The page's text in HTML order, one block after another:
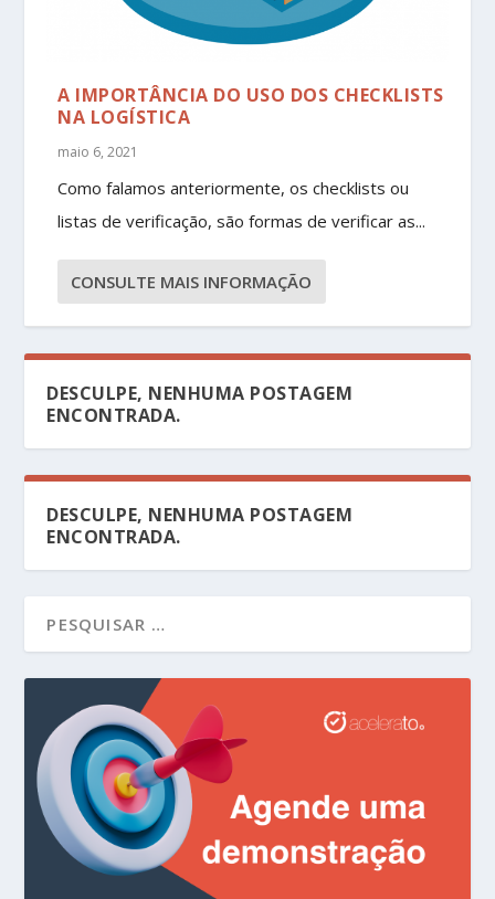
A IMPORTÂNCIA DO USO DOS CHECKLISTS
NA LOGÍSTICA
maio 6, 2021
Como falamos anteriormente, os checklists ou
listas de verificação, são formas de verificar as...
CONSULTE MAIS INFORMAÇÃO
DESCULPE, NENHUMA POSTAGEM
ENCONTRADA.
DESCULPE, NENHUMA POSTAGEM
ENCONTRADA.